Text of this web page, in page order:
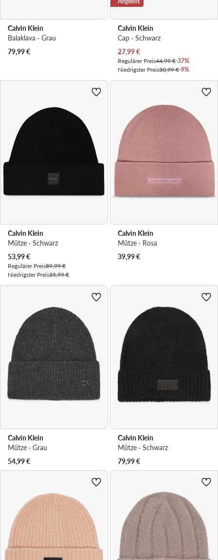
Calvin Klein
Balaklava · Grau
79,99€
Calvin Klein
Cap · Schwarz
Aktueller Preis
27,99€
Regulärer Preis44,99 €-37%
Niedrigster Preis30,99 €-9%
Calvin Klein
Mütze · Schwarz
Aktueller Preis
53,99€
Regulärer Preis89,99 €
Niedrigster Preis35,99 €
Calvin Klein
Mütze · Rosa
39,99€
Calvin Klein
Mütze · Grau
54,99€
Calvin Klein
Mütze · Schwarz
79,99€